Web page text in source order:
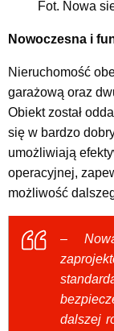
Fot. Nowa
Nowoczesna i
Nieruchomość
garażową oraz
Obiekt został
się w bardzo
umożliwiają
operacyjnej,
możliwość
–
dalszej